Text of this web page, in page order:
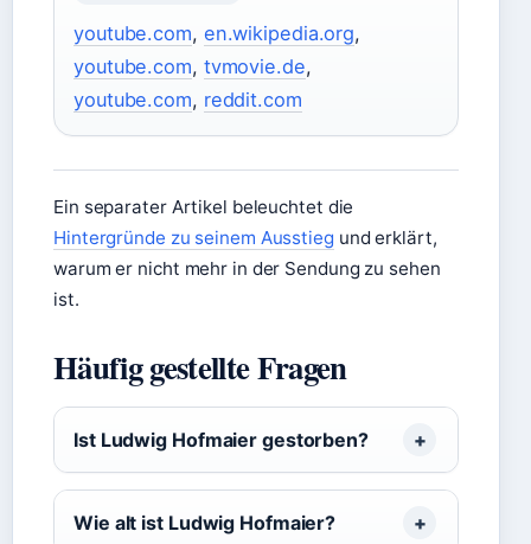
youtube.com, en.wikipedia.org,
youtube.com, tvmovie.de,
youtube.com, reddit.com
Ein separater Artikel beleuchtet die
Hintergründe zu seinem Ausstieg und erklärt,
warum er nicht mehr in der Sendung zu sehen
ist.
Häufig gestellte Fragen
Ist Ludwig Hofmaier gestorben?
Wie alt ist Ludwig Hofmaier?